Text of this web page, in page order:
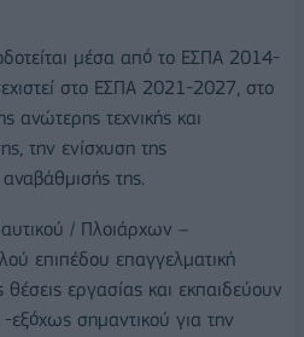
μέσα από το ΕΣΠΑ 2014-
στο ΕΣΠΑ 2021-2027, στο
ανώτερης τεχνικής και
την ενίσχυση της
αναβάθμισής της.
/ Πλοιάρχων –
επιπέδου επαγγελματική
θέσεις εργασίας και εκπαιδεύουν
εξόχως σημαντικού για την